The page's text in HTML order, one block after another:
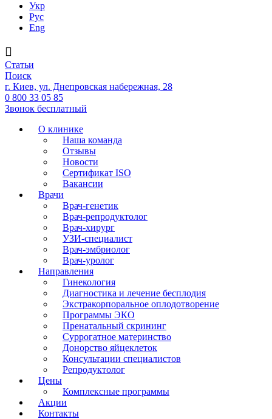
Укр
Рус
Eng
Статьи
Поиск
г. Киев, ул. Днепровская набережная, 28
0 800 33 05 85
Звонок бесплатный
О клинике
Наша команда
Отзывы
Новости
Сертификат ISO
Вакансии
Врачи
Врач-генетик
Врач-репродуктолог
Врач-хирург
УЗИ-специалист
Врач-эмбриолог
Врач-уролог
Направления
Гинекология
Диагностика и лечение бесплодия
Экстракорпоральное оплодотворение
Программы ЭКО
Пренатальный скрининг
Суррогатное материнство
Донорство яйцеклеток
Консультации специалистов
Репродуктолог
Цены
Комплексные программы
Акции
Контакты